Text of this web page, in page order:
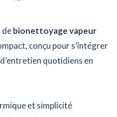
debionettoyage vapeur
conçu pour s’intégrer
quotidiens en
et simplicité